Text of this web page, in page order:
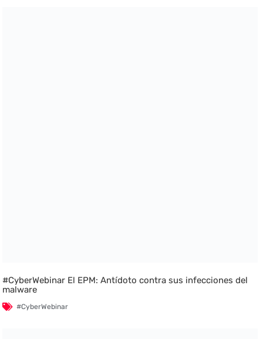
#CyberWebinar El EPM: Antídoto contra sus infecciones del
malware
#CyberWebinar